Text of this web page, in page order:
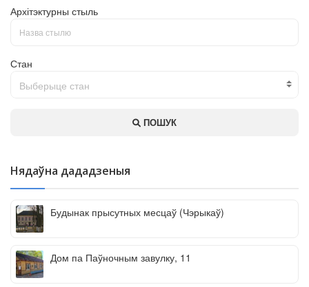
Архітэктурны стыль
Стан
Выберыце стан
ПОШУК
Нядаўна дададзеныя
Будынак прысутных месцаў (Чэрыкаў)
Дом па Паўночным завулку, 11